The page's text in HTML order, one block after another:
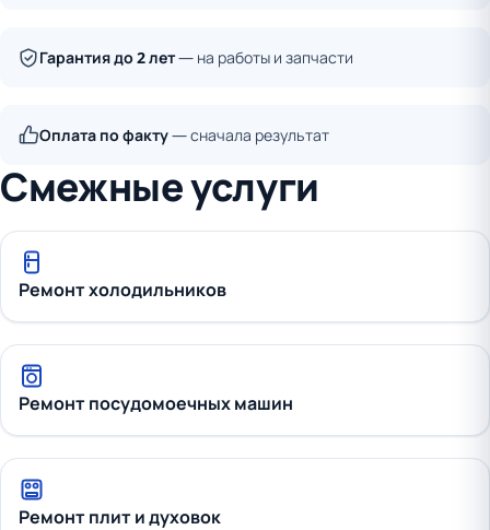
Гарантия до 2 лет— на работы и запчасти
Оплата по факту— сначала результат
Смежные услуги
Ремонт холодильников
Ремонт посудомоечных машин
Ремонт плит и духовок